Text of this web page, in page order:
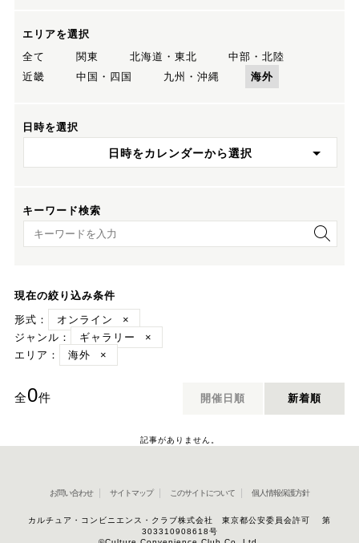
エリアを選択
全て
関東 北海道・東北
中部・北陸
近畿
中国・四国 九州・沖縄 海外
日時を選択
日時をカレンダーから選択
キーワード検索
キーワード検索
現在の絞り込み条件
形式：
オンライン
×
ジャンル：
ギャラリー
×
エリア：
海外 ×
全0件 開催日順 新着順
記事がありません。
お問い合わせ サイトマップ このサイトについて 個人情報保護方針
カルチュア・コンビニエンス・クラブ株式会社 東京都公安委員会許可 第
303310908618号